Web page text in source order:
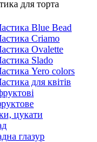
для торта
Blue Bead
Criamo
Ovalette
Slado
Yero colors
для квітів
цукати
глазур